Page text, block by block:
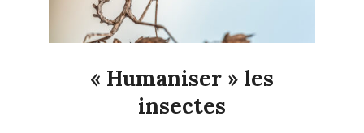
« Humaniser » les
insectes